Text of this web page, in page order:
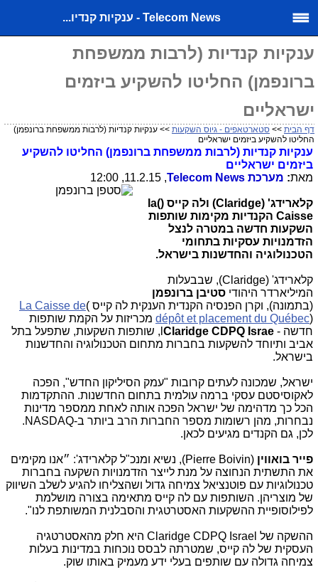
Telecom News - ענקיות קנדיו...
ענקיות קנדיות (לרבות ממשפחת
ברונפמן) החליטו להשקיע ביזמים
ישראליים
דף הבית >> סטארטאפים - גיוס השקעות >> ענקיות קנדיות (לרבות ממשפחת ברונפמן)
החליטו להשקיע ביזמים ישראליים
ענקיות קנדיות (לרבות ממשפחת ברונפמן) החליטו להשקיע
ביזמים ישראליים
מאת: מערכת Telecom News
, 11.2.15, 12:00
קלארידג' (Claridge) ולה קייס ((
la
Caisse הקנדיות מקימות שותפות
השקעות חדשה במטרה לנצל
הזדמנויות עסקיות בתחומי
הטכנולוגיה והחדשנות בישראל.
קלארידג' (Claridge), שבבעלות
המיליארדר היהודי סטיבן ברונפמן
(בתמונה), וקרן הפנסיה הקנדית הענקית לה קייס (
La Caisse de
dépôt et placement du Québec)
מכריזות על הקמת שותפות
חדשה - Claridge CDPQ Israe , שותפות השקעות, שתפעל בתל
אביב ותיוחד להשקעות בחברות מתחום הטכנולוגיה והחדשנות
בישראל.
ישראל, שמכונה לעתים קרובות "עמק הסיליקון החדש", הפכה
לאקוסיסטם עסקי ברמה עולמית בתחום החדשנות. ההתקדמות
הכל כך מדהימה של ישראל הפכה אותה לאחת ממספר מדינות
נבחרות, מהן רשומות מספר החברות הרב ביותר ב-NASDAQ
.
לכן, גם הקנדים מגיעים לכאן.
פייר בואווין
(Pierre Boivin), נשיא ומנכ"ל קלארידג': ״אנו מקימים
את התשתית הנחוצה על מנת לייצר הזדמנויות השקעה בחברות
טכנולוגיות עם פוטנציאל צמיחה גדול ושהצליחו להגיע לשלב השיווק
של מוצריהן. השותפות עם לה קייס מתאימה בצורה מושלמת
לפילוסופיית ההשקעות האסטרטגית והסבלנית המשותפת לנו".
ההשקה של Claridge CDPQ Israel היא חלק מהאסטרטגיה
העסקית של לה קייס, שמטרתה לבסס נוכחות במדינות בעלות
צמיחה גדולה עם שותפים בעלי ידע מעמיק באותו שוק.